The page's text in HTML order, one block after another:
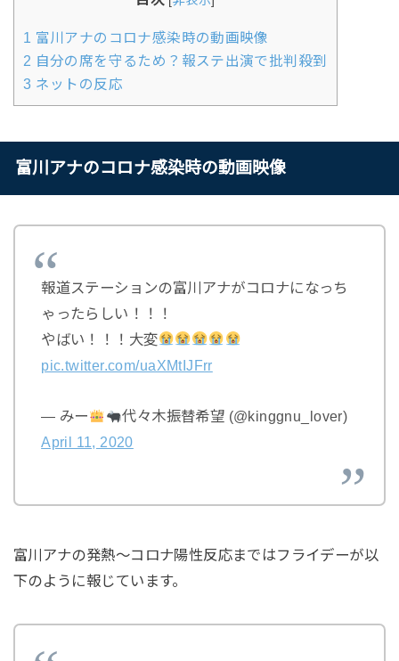
1 富川アナのコロナ感染時の動画映像
2 自分の席を守るため？報ステ出演で批判殺到
3 ネットの反応
富川アナのコロナ感染時の動画映像
報道ステーションの富川アナがコロナになっち
ゃったらしい！！！
やばい！！！大変
pic.twitter.com/uaXMtIJFrr
— みー
代々木振替希望 (@kinggnu_lover)
April 11, 2020
富川アナの発熱～コロナ陽性反応まではフライデーが以
下のように報じています。